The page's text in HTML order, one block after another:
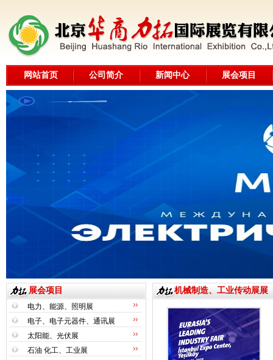
网站首页 公司简介 新闻中心 展会项目
展会项目
电力、能源、照明展
电子、电子元器件、通讯展
太阳能、光伏展
石油 化工、工业展
机械制造、工业传动展展